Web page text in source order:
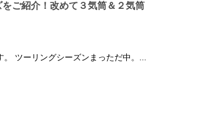
ご紹介！改めて３気筒＆２気筒
ツーリングシーズンまっただ中。...